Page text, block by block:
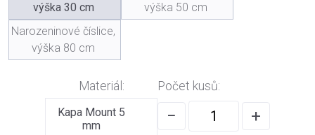
výška 30 cm
výška 50 cm
Narozeninové číslice,
výška 80 cm
Materiál:
Kapa Mount 5
mm
Počet kusů:
− +